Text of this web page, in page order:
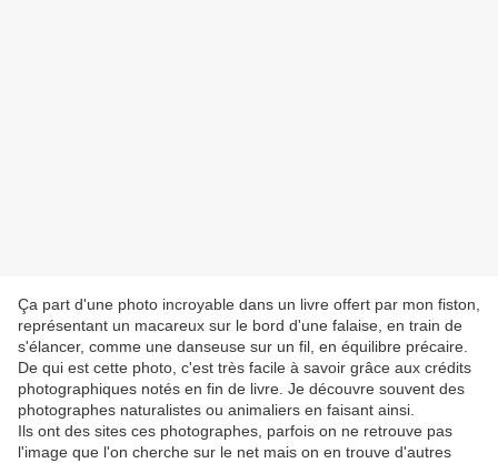
Ça part d'une photo incroyable dans un livre offert par mon fiston,
représentant un macareux sur le bord d'une falaise, en train de
s'élancer, comme une danseuse sur un fil, en équilibre précaire.
De qui est cette photo, c'est très facile à savoir grâce aux crédits
photographiques notés en fin de livre. Je découvre souvent des
photographes naturalistes ou animaliers en faisant ainsi.
Ils ont des sites ces photographes, parfois on ne retrouve pas
l'image que l'on cherche sur le net mais on en trouve d'autres